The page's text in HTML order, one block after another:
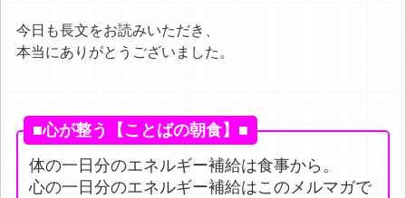
今日も長文をお読みいただき、
本当にありがとうございました。
■心が整う【ことばの朝食】■
体の一日分のエネルギー補給は食事から。
心の一日分のエネルギー補給はこのメルマガで